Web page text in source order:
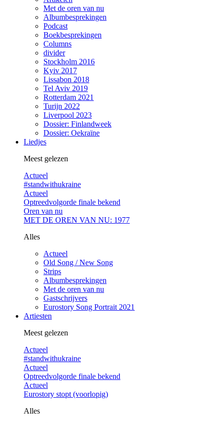
Met de oren van nu
Albumbesprekingen
Podcast
Boekbesprekingen
Columns
divider
Stockholm 2016
Kyiv 2017
Lissabon 2018
Tel Aviv 2019
Rotterdam 2021
Turijn 2022
Liverpool 2023
Dossier: Finlandweek
Dossier: Oekraïne
Liedjes
Meest gelezen
Actueel
#standwithukraine
Actueel
Optreedvolgorde finale bekend
Oren van nu
MET DE OREN VAN NU: 1977
Alles
Actueel
Old Song / New Song
Strips
Albumbesprekingen
Met de oren van nu
Gastschrijvers
Eurostory Song Portrait 2021
Artiesten
Meest gelezen
Actueel
#standwithukraine
Actueel
Optreedvolgorde finale bekend
Actueel
Eurostory stopt (voorlopig)
Alles